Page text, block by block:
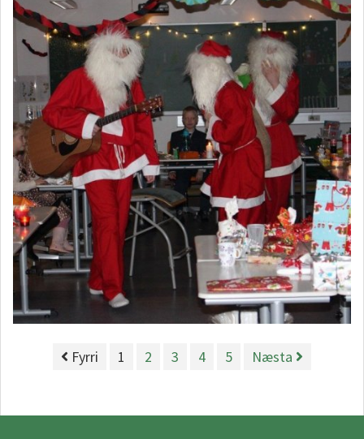
Fyrri 1 2 3 4 5 Næsta